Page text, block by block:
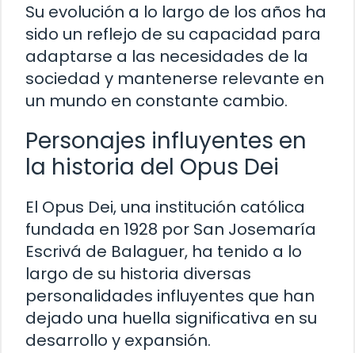
Su evolución a lo largo de los años ha
sido un reflejo de su capacidad para
adaptarse a las necesidades de la
sociedad y mantenerse relevante en
un mundo en constante cambio.
Personajes influyentes en
la historia del Opus Dei
El Opus Dei, una institución católica
fundada en 1928 por San Josemaría
Escrivá de Balaguer, ha tenido a lo
largo de su historia diversas
personalidades influyentes que han
dejado una huella significativa en su
desarrollo y expansión.